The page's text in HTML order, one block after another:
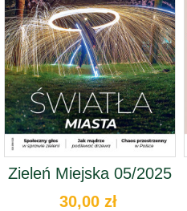
Zieleń Miejska 05/2025
30,00 zł